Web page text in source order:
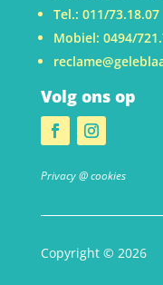
Tel.: 011/73.18.07
Mobiel: 0494/
Volg ons op
Privacy @ cookies
Copyright © 2026